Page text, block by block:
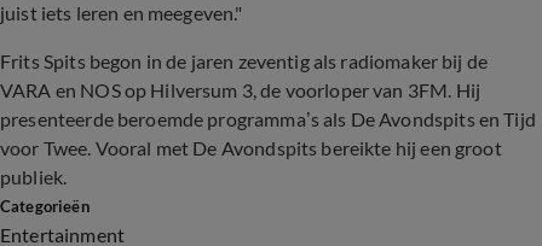
juist iets leren en meegeven."
Frits Spits begon in de jaren zeventig als radiomaker bij de
VARA en NOS op Hilversum 3, de voorloper van 3FM. Hij
presenteerde beroemde programma’s als De Avondspits en Tijd
voor Twee. Vooral met De Avondspits bereikte hij een groot
publiek.
Categorieën
Entertainment